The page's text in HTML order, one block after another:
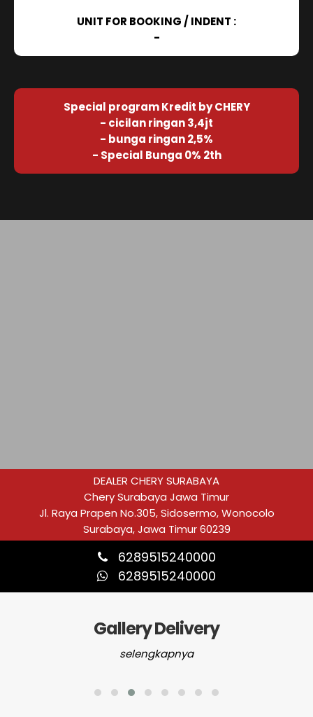
UNIT FOR BOOKING / INDENT :
-
Special program Kredit by CHERY
- cicilan ringan 3,4jt
- bunga ringan 2,5%
- Special Bunga 0% 2th
DEALER CHERY SURABAYA
Chery Surabaya Jawa Timur
Jl. Raya Prapen No.305, Sidosermo, Wonocolo
Surabaya, Jawa Timur 60239
6289515240000
6289515240000
Gallery Delivery
selengkapnya